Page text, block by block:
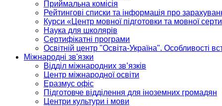
Приймальна комісія
Рейтингові списки та інформація про
Курси «Центр мовної підготовки та мовної
Наука для школярів
Сертифікатні програми
Освітній центр "Освіта-Україна". Особливості
Міжнародні зв'язки
Відділ міжнародних зв’язків
Центр міжнародної освіти
Еразмус офіс
Підготовче відділення для іноземних громадян
Центри культури і мови